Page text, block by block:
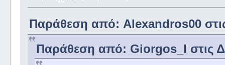
Παράθεση από: Alexandros00
Παράθεση από: Giorgos_I στις